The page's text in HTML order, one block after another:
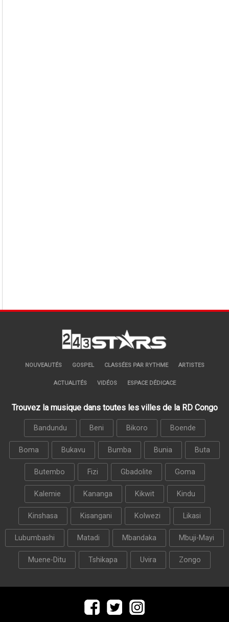
NOUVEAUTÉS GOSPEL CLASSÉES PAR RYTHME ARTISTES
ACTUALITÉS VIDÉOS ESPACE DÉDICACE
Trouvez la musique dans toutes les villes de la RD Congo
Bandundu Beni Bikoro Boende
Boma Bukavu Bumba Bunia Buta
Butembo Fizi Gbadolite Goma
Kalemie Kananga Kikwit Kindu
Kinshasa Kisangani Kolwezi Likasi
Lubumbashi Matadi Mbandaka Mbuji-Mayi
Muene-Ditu Tshikapa Uvira Zongo